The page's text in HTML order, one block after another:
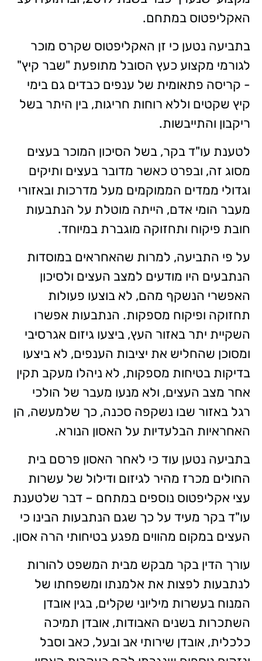
האקליפטוס במתחם.
בתביעה נטען כי זן האקליפטוס שקרס מוכר
לגורמי מקצוע כעץ הסובל מתופעת "שבר קיץ"
- קריסה פתאומית של ענפים כבדים גם בימי
קיץ שקטים וללא רוחות חריגות, בין היתר בשל
ריקבון והתייבשות.
לטענת עו"ד בקר, בשל הסיכון המוכר בעצים
מסוג זה, ובפרט כאשר מדובר בעצים ותיקים
וגדולי ממדים הממוקמים מעל מדרכות ובאזורי
מעבר הומי אדם, הייתה מוטלת על הנתבעות
חובת פיקוח ותחזוקה מוגברת במיוחד.
על פי התביעה, למרות שהאחראים במוסדות
הנתבעים היו מודעים למצב העצים ולסיכון
האפשרי הנשקף מהם, לא בוצעו פעולות
תחזוקה ופיקוח מספקות. הנתבעות אפשרו
השקיית יתר באזור העץ, ביצעו גיזום אגרסיבי
ומסוכן שהחליש את יציבות הענפים, לא ביצעו
בדיקות בטיחות מספקות, לא ניהלו מעקב תקין
אחר מצב העצים, ולא מנעו מעבר של הולכי
רגל באזור שבו נשקפה סכנה, כך שלמעשה, הן
האחראיות הבלעדיות על האסון הנורא.
בתביעה נטען עוד כי לאחר האסון פרסם בית
החולים מכרז מהיר לגיזום ודילול של עשרות
עצי אקליפטוס נוספים במתחם – דבר שלטענת
עו"ד בקר מעיד על כך שגם הנתבעות הבינו כי
העצים במקום מהווים מפגע בטיחותי הרה אסון.
עורך הדין בקר מבקש מבית המשפט להורות
לנתבעות לפצות את אלמנתו ומשפחתו של
המנוח בעשרות מיליוני שקלים, בגין אובדן
השתכרות בשנים האבודות, אובדן תמיכה
כלכלית, אובדן שירותי אב ובעל, כאב וסבל